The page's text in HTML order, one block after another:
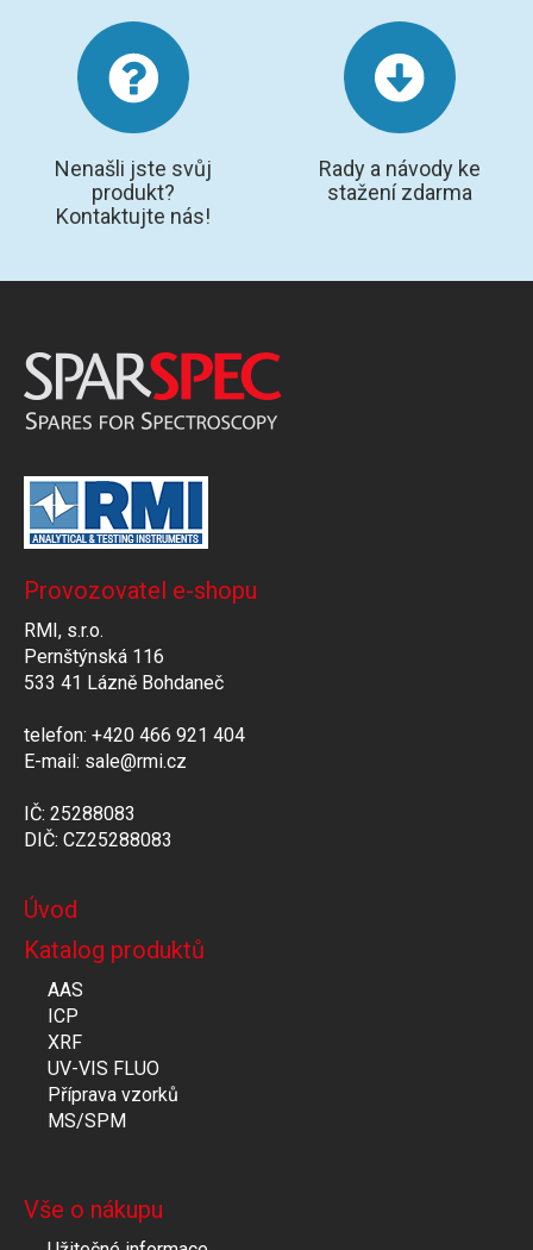
Nenašli jste svůj
produkt?
Kontaktujte nás!
Rady a návody ke
stažení zdarma
Provozovatel e-shopu
RMI, s.r.o.
Pernštýnská 116
533 41 Lázně Bohdaneč
telefon: +420 466 921 404
E-mail: sale@rmi.cz
IČ: 25288083
DIČ: CZ25288083
Úvod
Katalog produktů
AAS
ICP
XRF
UV-VIS FLUO
Příprava vzorků
MS/SPM
Vše o nákupu